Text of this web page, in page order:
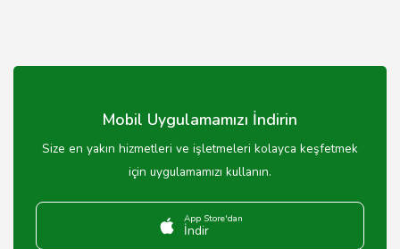
Mobil Uygulamamızı İndirin
Size en yakın hizmetleri ve işletmeleri kolayca keşfetmek
için uygulamamızı kullanın.
App Store'dan
İndir